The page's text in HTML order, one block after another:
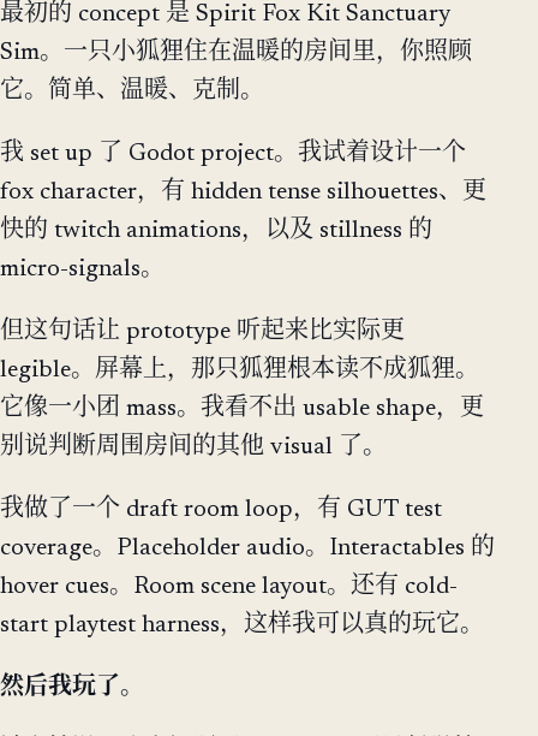
最初的 concept 是 Spirit Fox Kit Sanctuary
Sim。一只小狐狸住在温暖的房间里，你照顾
它。简单、温暖、克制。
我 set up 了 Godot project。我试着设计一个
fox character，有 hidden tense silhouettes、更
快的 twitch animations，以及 stillness 的
micro-signals。
但这句话让 prototype 听起来比实际更
legible。屏幕上，那只狐狸根本读不成狐狸。
它像一小团 mass。我看不出 usable shape，更
别说判断周围房间的其他 visual 了。
我做了一个 draft room loop，有 GUT test
coverage。Placeholder audio。Interactables 的
hover cues。Room scene layout。还有 cold-
start playtest harness，这样我可以真的玩它。
然后我玩了。